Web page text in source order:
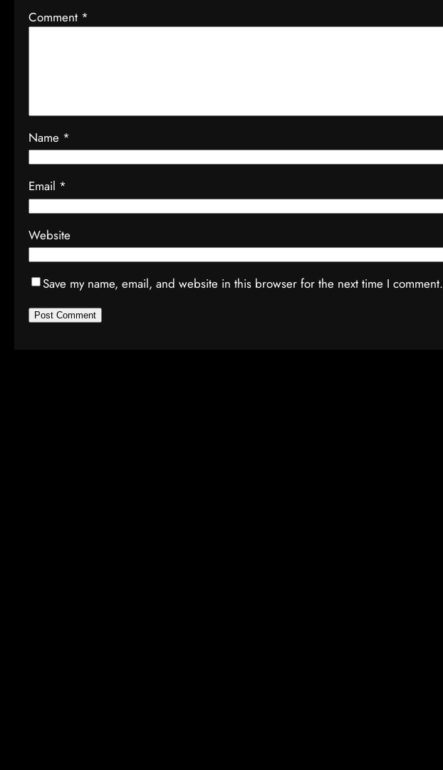
Comment *
Name *
Email *
Website
Save my name, email, and website in this browser for the next time I comment.